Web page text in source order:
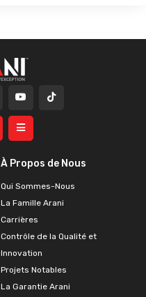
À Propos de Nous
Qui Sommes-Nous
La Famille Arani
Carrières
Contrôle de la Qualité et
Innovation
Projets Notables
La Garantie Arani